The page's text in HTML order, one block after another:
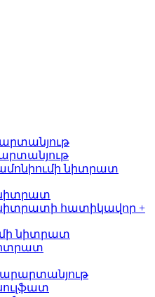
նիտրատ
նիտրատ
նիտրատի հատիկավոր +
նիտրատ